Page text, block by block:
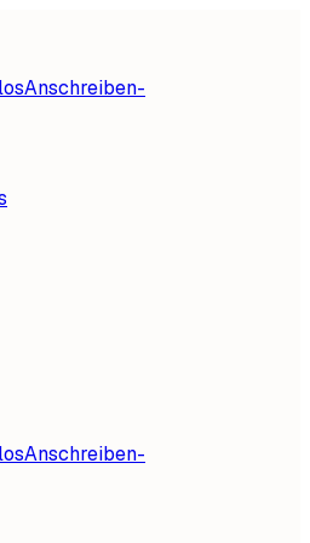
Anschreiben-
Anschreiben-